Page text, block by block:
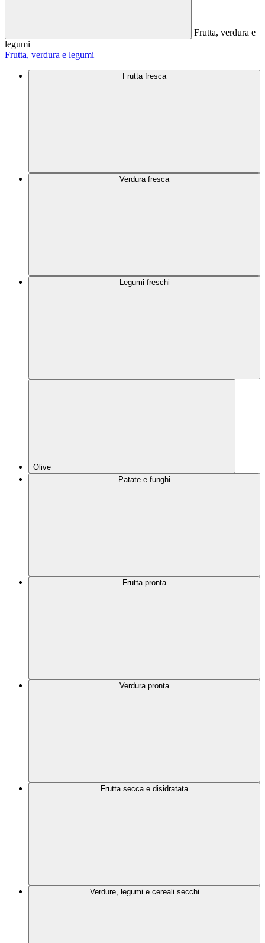
Frutta, verdura e
legumi
Frutta, verdura e legumi
Frutta fresca
Verdura fresca
Legumi freschi
Olive
Patate e funghi
Frutta pronta
Verdura pronta
Frutta secca e disidratata
Verdure, legumi e cereali secchi